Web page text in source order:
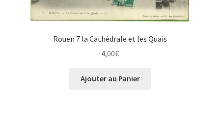
Rouen 7 la Cathédrale et les Quais
4,00€
Ajouter au Panier